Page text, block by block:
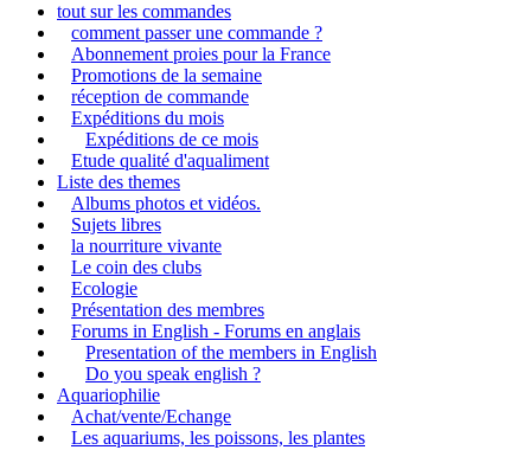
tout sur les commandes
comment passer une commande ?
Abonnement proies pour la France
Promotions de la semaine
réception de commande
Expéditions du mois
Expéditions de ce mois
Etude qualité d'aqualiment
Liste des themes
Albums photos et vidéos.
Sujets libres
la nourriture vivante
Le coin des clubs
Ecologie
Présentation des membres
Forums in English - Forums en anglais
Presentation of the members in English
Do you speak english ?
Aquariophilie
Achat/vente/Echange
Les aquariums, les poissons, les plantes